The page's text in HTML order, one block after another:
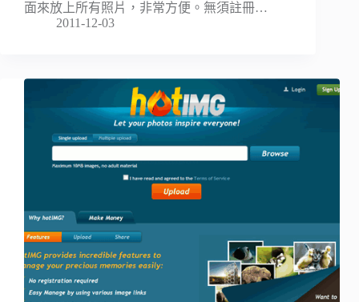
面來放上所有照片，非常方便。無須註冊…
2011-12-03